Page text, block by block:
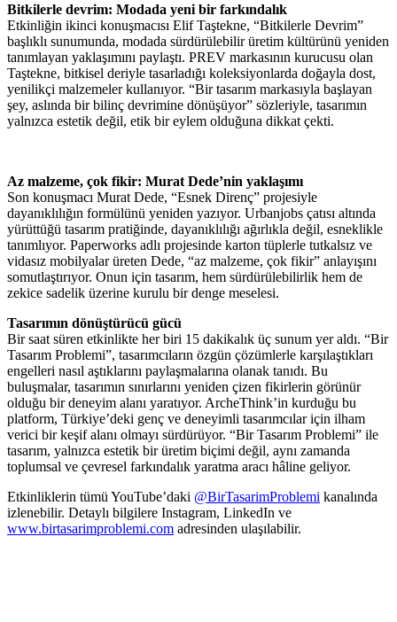
Bitkilerle devrim: Modada yeni bir farkındalık
Etkinliğin ikinci konuşmacısı Elif Taştekne, “Bitkilerle Devrim”
başlıklı sunumunda, modada sürdürülebilir üretim kültürünü yeniden
tanımlayan yaklaşımını paylaştı. PREV markasının kurucusu olan
Taştekne, bitkisel deriyle tasarladığı koleksiyonlarda doğayla dost,
yenilikçi malzemeler kullanıyor. “Bir tasarım markasıyla başlayan
şey, aslında bir bilinç devrimine dönüşüyor” sözleriyle, tasarımın
yalnızca estetik değil, etik bir eylem olduğuna dikkat çekti.
Az malzeme, çok fikir: Murat Dede’nin yaklaşımı
Son konuşmacı Murat Dede, “Esnek Direnç” projesiyle
dayanıklılığın formülünü yeniden yazıyor. Urbanjobs çatısı altında
yürüttüğü tasarım pratiğinde, dayanıklılığı ağırlıkla değil, esneklikle
tanımlıyor. Paperworks adlı projesinde karton tüplerle tutkalsız ve
vidasız mobilyalar üreten Dede, “az malzeme, çok fikir” anlayışını
somutlaştırıyor. Onun için tasarım, hem sürdürülebilirlik hem de
zekice sadelik üzerine kurulu bir denge meselesi.
Tasarımın dönüştürücü gücü
Bir saat süren etkinlikte her biri 15 dakikalık üç sunum yer aldı. “Bir
Tasarım Problemi”, tasarımcıların özgün çözümlerle karşılaştıkları
engelleri nasıl aştıklarını paylaşmalarına olanak tanıdı. Bu
buluşmalar, tasarımın sınırlarını yeniden çizen fikirlerin görünür
olduğu bir deneyim alanı yaratıyor. ArcheThink’in kurduğu bu
platform, Türkiye’deki genç ve deneyimli tasarımcılar için ilham
verici bir keşif alanı olmayı sürdürüyor. “Bir Tasarım Problemi” ile
tasarım, yalnızca estetik bir üretim biçimi değil, aynı zamanda
toplumsal ve çevresel farkındalık yaratma aracı hâline geliyor.
Etkinliklerin tümü YouTube’daki @BirTasarimProblemi kanalında
izlenebilir. Detaylı bilgilere Instagram, LinkedIn ve
www.birtasarimproblemi.com adresinden ulaşılabilir.